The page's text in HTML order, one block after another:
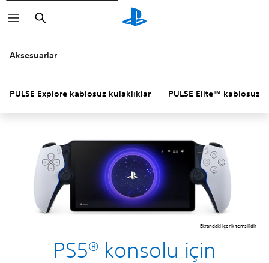
Arama
Aksesuarlar
PULSE Explore kablosuz kulaklıklar PULSE Elite™ kablosuz
PS5® konsolu için
Ekrandaki içerik temsilîdir